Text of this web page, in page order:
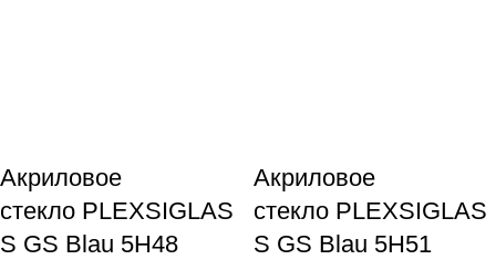
Акриловое
стекло PLEXSIGLAS
S GS Blau 5H48
Акриловое
стекло PLEXSIGLAS
S GS Blau 5H51